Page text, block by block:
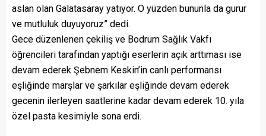
aslan olan Galatasaray yatıyor. O yüzden bununla da gurur
ve mutluluk duyuyoruz” dedi.
Gece düzenlenen çekiliş ve Bodrum Sağlık Vakfı
öğrencileri tarafından yaptığı eserlerin açık arttıması ise
devam ederek Şebnem Keskin’in canlı performansı
eşliğinde marşlar ve şarkılar eşliğinde devam ederek
gecenin ilerleyen saatlerine kadar devam ederek 10. yıla
özel pasta kesimiyle sona erdi.